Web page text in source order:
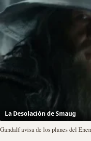
La Desolación de Smaug
Gandalf avisa de los planes del